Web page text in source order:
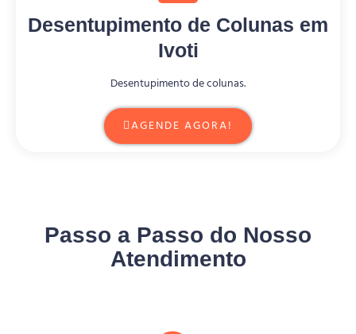
Desentupimento de Colunas em
Ivoti
Desentupimento de colunas.
AGENDE AGORA!
Passo a Passo do Nosso
Atendimento